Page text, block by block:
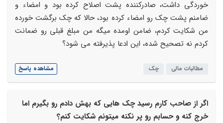
خوردگی داشت، صادرکننده پشت اصلاح کرده بود و امضاء و
ضامنم پشت چک رو امضاء کرده بود، حالا که چک برگشت خورده
من شکایت کردم، ضامن اومده میگه من مبلغ قبلی رو ضمانت
کردم نه تصحیح شده، این ادعا پذیرفته می شود؟
مطالبات مالی چک مشاهده پاسخ
اگر از صاحب کارم رسید چک هایی که بهش دادم رو بگیرم اما
خرج کنه و حسابم رو پر نکنه میتونم شکایت کنم؟